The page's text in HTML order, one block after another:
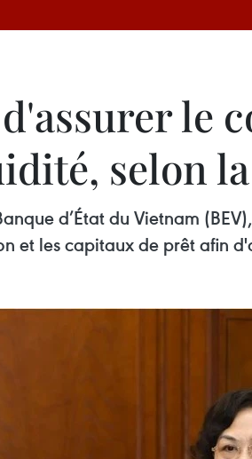
le
selon
d’État du Vietnam
et les capitaux de prêt afin